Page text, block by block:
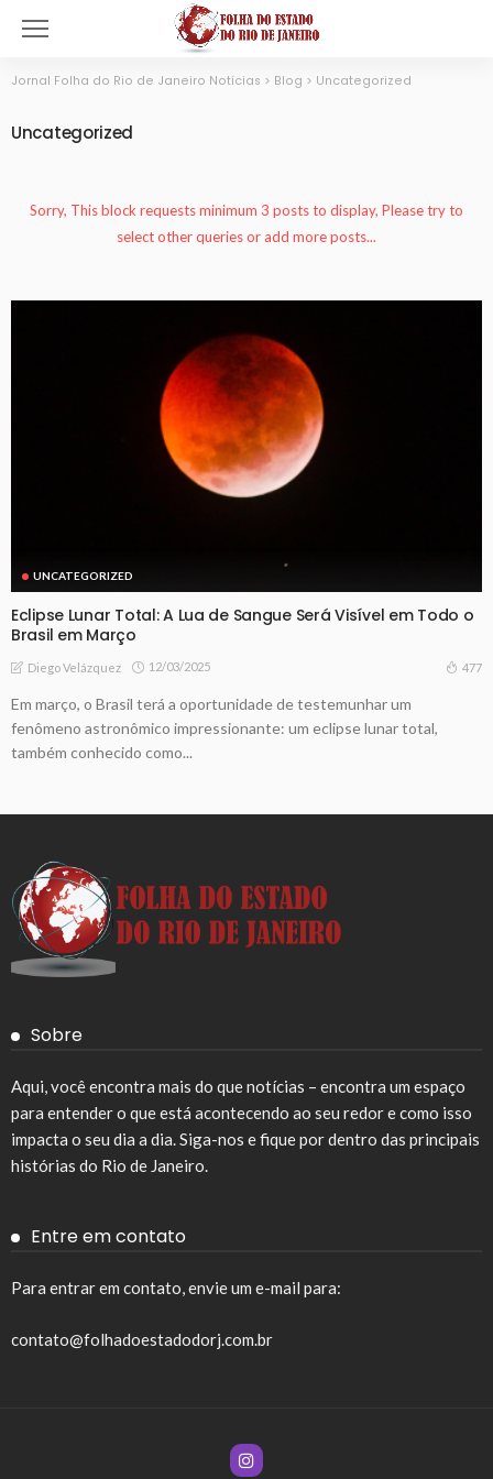
Jornal Folha do Rio de Janeiro Notícias > Blog > Uncategorized
Uncategorized
Sorry, This block requests minimum 3 posts to display, Please try to
select other queries or add more posts...
UNCATEGORIZED
Eclipse Lunar Total: A Lua de Sangue Será Visível em Todo o
Brasil em Março
Diego Velázquez 12/03/2025 477
Em março, o Brasil terá a oportunidade de testemunhar um
fenômeno astronômico impressionante: um eclipse lunar total,
também conhecido como...
Sobre
Aqui, você encontra mais do que notícias – encontra um espaço
para entender o que está acontecendo ao seu redor e como isso
impacta o seu dia a dia. Siga-nos e fique por dentro das principais
histórias do Rio de Janeiro.
Entre em contato
Para entrar em contato, envie um e-mail para:
contato@folhadoestadodorj.com.br